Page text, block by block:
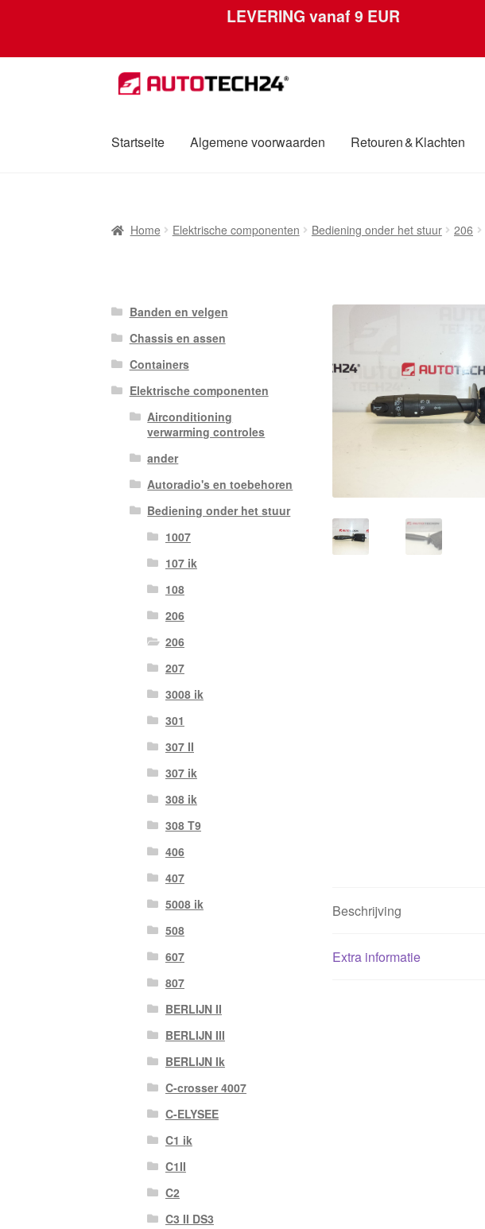
LEVERING vanaf 9 EUR
Ga
door
navigatie
Ga
naar
inhoud
Startseite Algemene voorwaarden Retouren & Klachten
Over ons PrivacybeleidWereldwijde verzendingWinkelwagen
Home Elektrische componenten Bediening onder het stuur 206
Beschrijving
Extra informatie
Banden en velgen
Chassis en assen
Containers
Elektrische componenten
Airconditioning
verwarming controles
ander
Autoradio's en toebehoren
Bediening onder het stuur
1007
107 ik
108
206
206
207
3008 ik
301
307 II
307 ik
308 ik
308 T9
406
407
5008 ik
508
607
807
BERLIJN II
BERLIJN III
BERLIJN Ik
C-crosser 4007
C-ELYSEE
C1 ik
C1II
C2
C3 II DS3